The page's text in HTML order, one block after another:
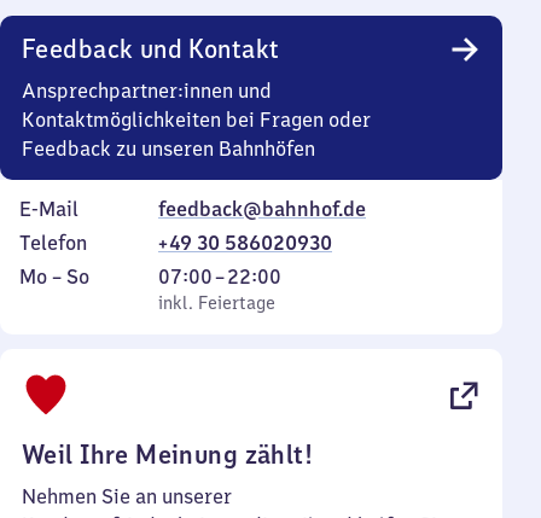
Uhr
Feedback und Kontakt
Ansprechpartner:innen und
Kontaktmöglichkeiten bei Fragen oder
Feedback zu unseren Bahnhöfen
E-Mail
feedback@bahnhof.de
Telefon
+49 30 586020930
Montag
Mo – So,
inkl. Feiertage
07:00–22:00
Von
7
inkl. Feiertage
Weil Ihre Meinung zählt!
Nehmen Sie an unserer